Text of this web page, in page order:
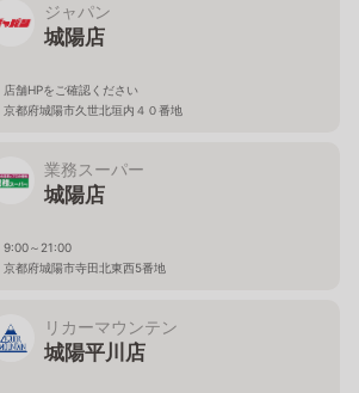
ジャパン
城陽店
店舗HPをご確認ください
京都府城陽市久世北垣内４０番地
業務スーパー
城陽店
9:00～21:00
京都府城陽市寺田北東西5番地
リカーマウンテン
城陽平川店